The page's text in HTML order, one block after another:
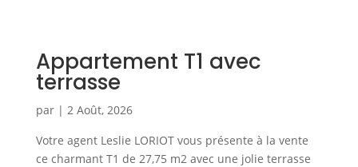
Appartement T1 avec
terrasse
par | 2 Août, 2026
Votre agent Leslie LORIOT vous présente à la vente
ce charmant T1 de 27,75 m2 avec une jolie terrasse